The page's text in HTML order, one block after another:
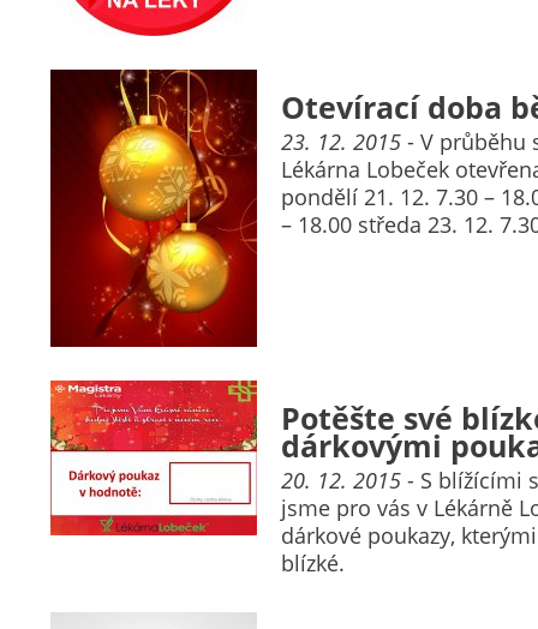
Otevírací doba
23. 12. 2015 - V průběhu
Lékárna Lobeček
pondělí 21. 12. 7.30 –
– 18.00 středa 23. 12.
Potěšte své
dárkovými
20. 12. 2015 - S blížícími
jsme pro vás v Lékárně
dárkové poukazy,
blízké.